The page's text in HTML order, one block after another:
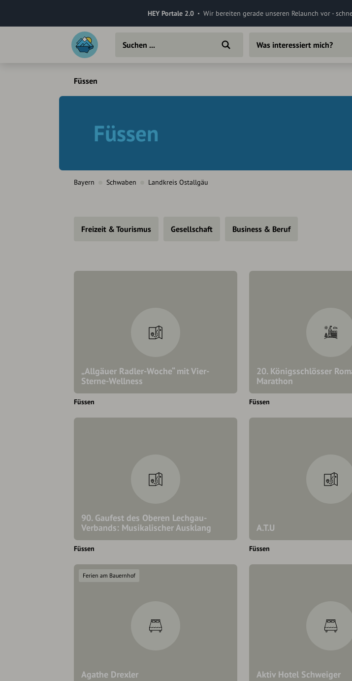
HEY Portale 2.0 Wir bereiten gerade unseren Relaunch vor -
Was interessiert mich?
Füssen
Füssen
Bayern Schwaben Landkreis Ostallgäu
Freizeit & Tourismus Gesellschaft Business & Beruf
„Allgäuer Radler-Woche“ mit Vier-
Sterne-Wellness
Füssen
20. Königsschlösser
Marathon
Füssen
90. Gaufest des Oberen Lechgau-
Verbands: Musikalischer Ausklang
Füssen
A.T.U
Füssen
Agathe Drexler
Ferien am Bauernhof
Aktiv Hotel Schweiger